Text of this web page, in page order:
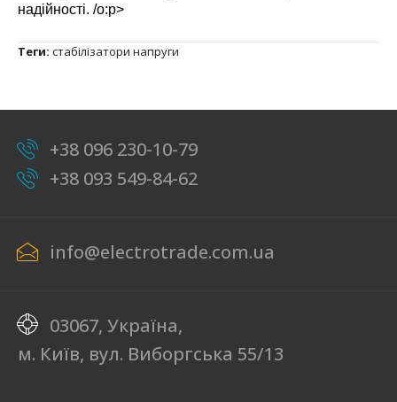
надійності. /o:p>
Теги: стабілізатори напруги
+38 096 230-10-79
+38 093 549-84-62
info@electrotrade.com.ua
03067, Україна,
м. Київ, вул. Виборгська 55/13